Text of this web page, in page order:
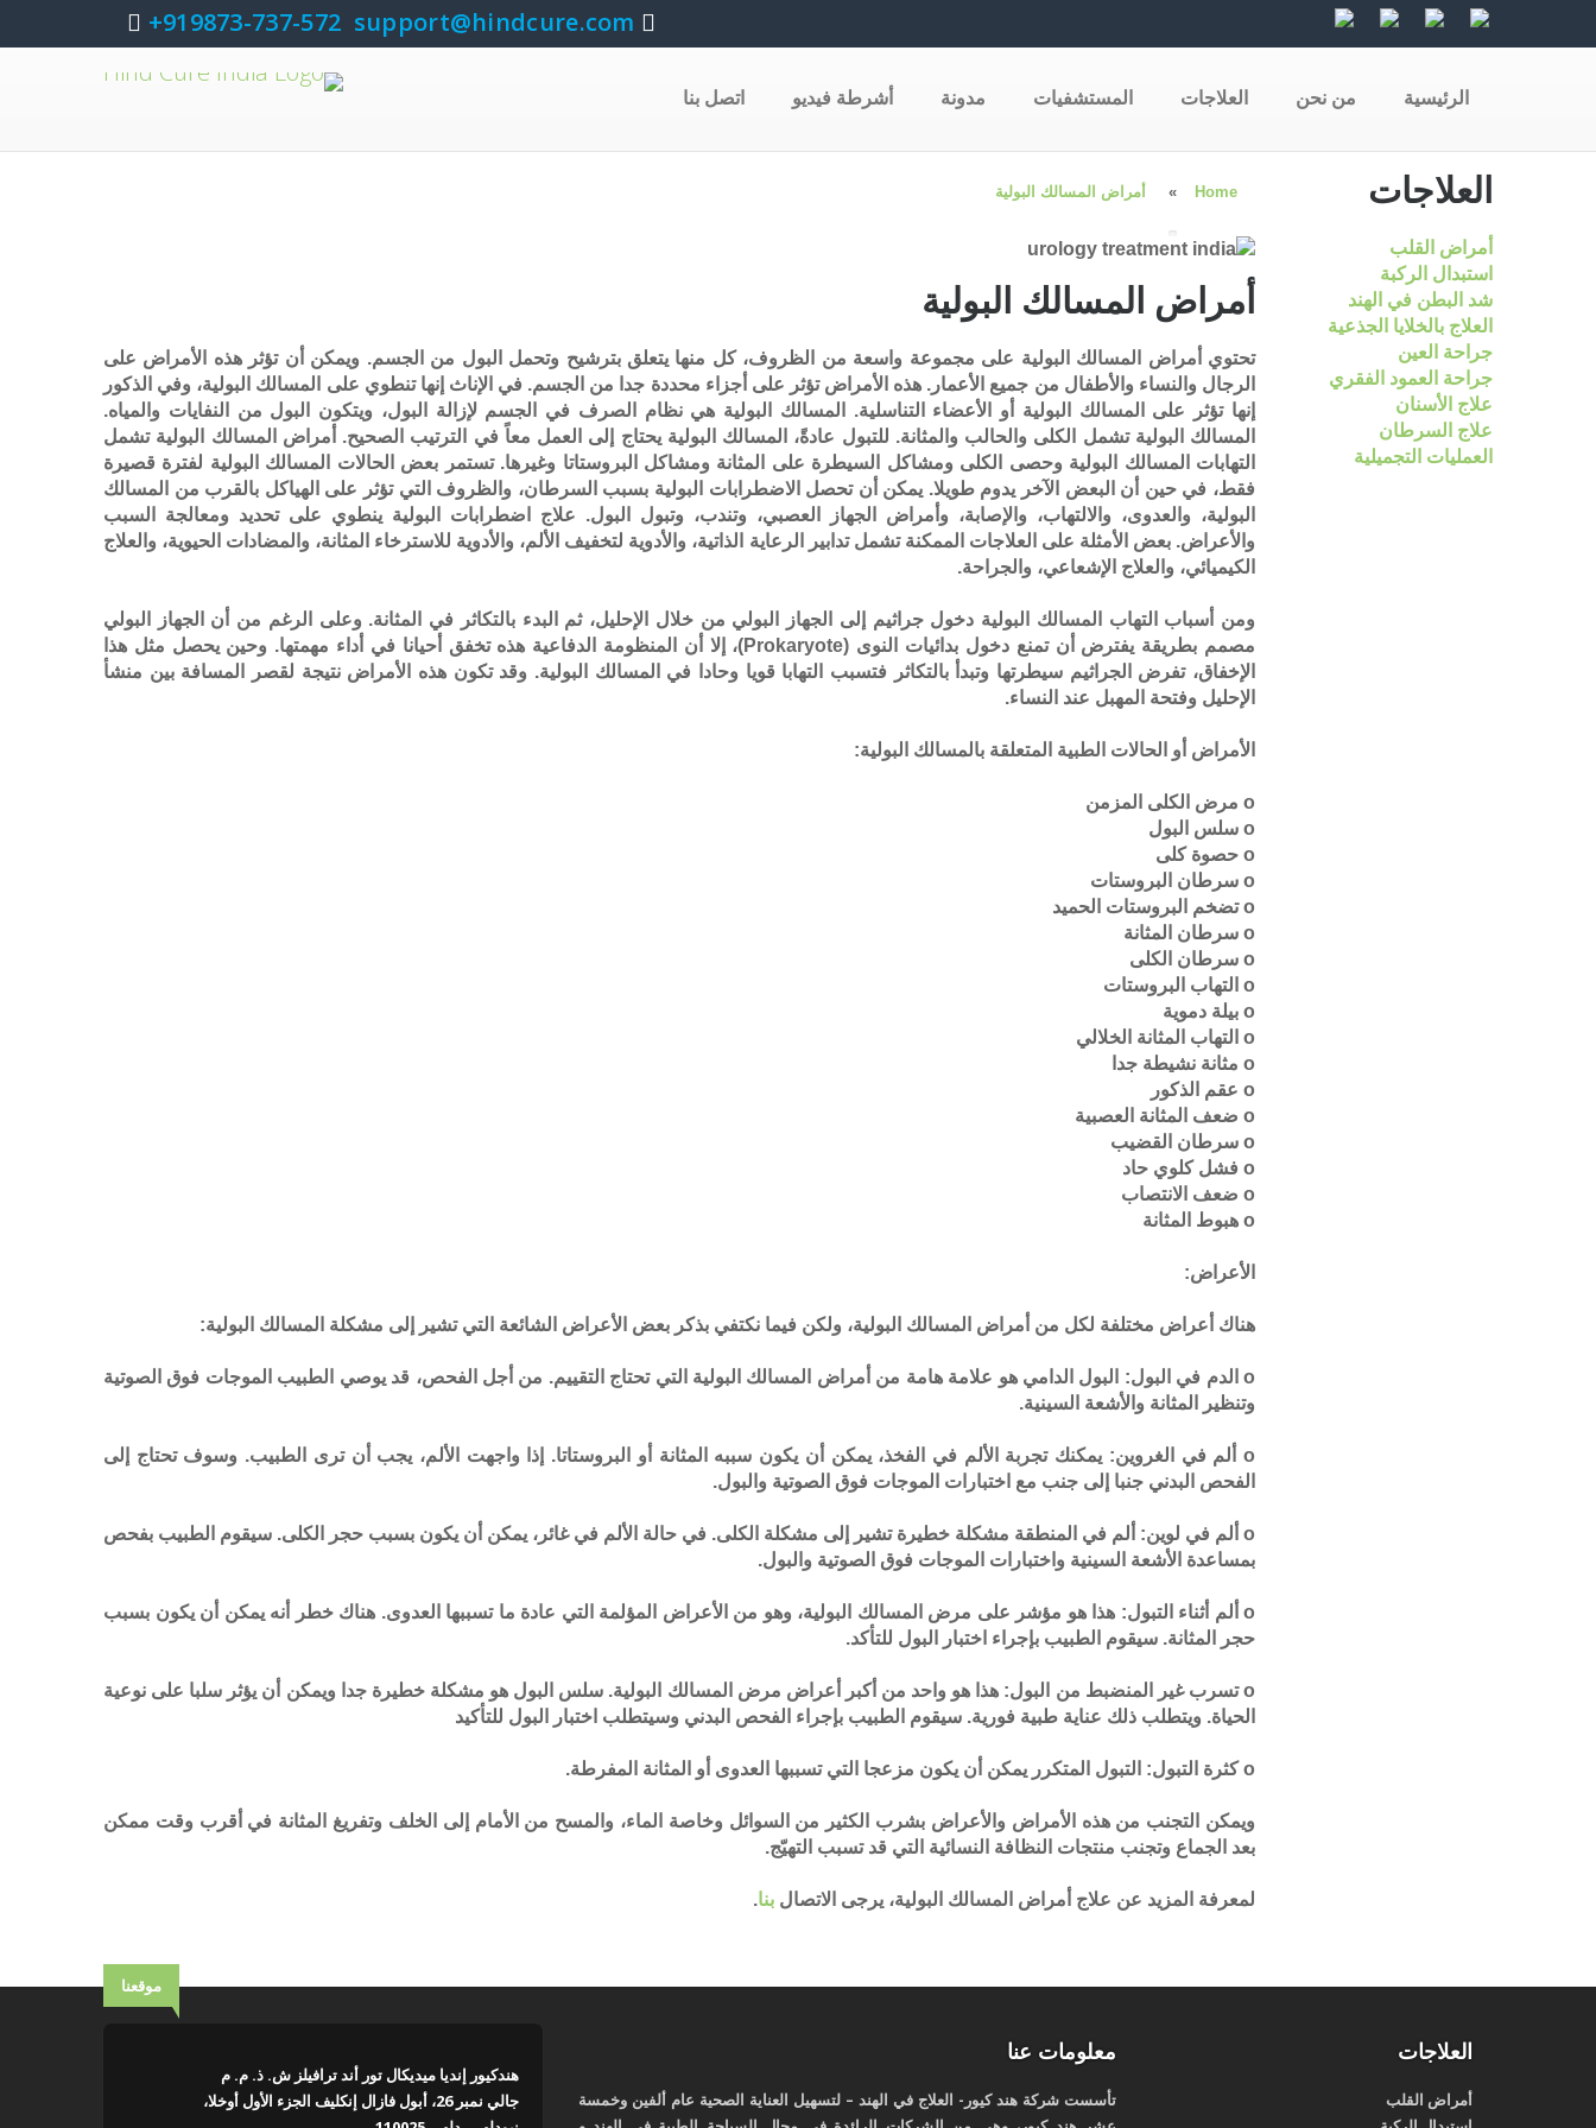
support@hindcure.com
919873-737-572+
الرئيسية من نحن العلاجات المستشفيات مدونة أشرطة فيديو اتصل بنا
Home
» أمراض المسالك البولية
أمراض المسالك البولية
تحتوي أمراض المسالك البولية على مجموعة واسعة من الظروف، كل منها يتعلق بترشيح وتحمل البول من الجسم. ويمكن أن تؤثر هذه الأمراض على
الرجال والنساء والأطفال من جميع الأعمار. هذه الأمراض تؤثر على أجزاء محددة جدا من الجسم. في الإناث إنها تنطوي على المسالك البولية، وفي الذكور
إنها تؤثر على المسالك البولية أو الأعضاء التناسلية. المسالك البولية هي نظام الصرف في الجسم لإزالة البول، ويتكون البول من النفايات والمياه.
المسالك البولية تشمل الكلى والحالب والمثانة. للتبول عادةً، المسالك البولية يحتاج إلى العمل معاً في الترتيب الصحيح. أمراض المسالك البولية تشمل
التهابات المسالك البولية وحصى الكلى ومشاكل السيطرة على المثانة ومشاكل البروستاتا وغيرها. تستمر بعض الحالات المسالك البولية لفترة قصيرة
فقط، في حين أن البعض الآخر يدوم طويلا. يمكن أن تحصل الاضطرابات البولية بسبب السرطان، والظروف التي تؤثر على الهياكل بالقرب من المسالك
البولية، والعدوى، والالتهاب، والإصابة، وأمراض الجهاز العصبي، وتندب، وتبول البول. علاج اضطرابات البولية ينطوي على تحديد ومعالجة السبب
والأعراض. بعض الأمثلة على العلاجات الممكنة تشمل تدابير الرعاية الذاتية، والأدوية لتخفيف الألم، والأدوية للاسترخاء المثانة، والمضادات الحيوية، والعلاج
الكيميائي، والعلاج الإشعاعي، والجراحة.
ومن أسباب التهاب المسالك البولية دخول جراثيم إلى الجهاز البولي من خلال الإحليل، ثم البدء بالتكاثر في المثانة. وعلى الرغم من أن الجهاز البولي
مصمم بطريقة يفترض أن تمنع دخول بدائيات النوى (Prokaryote)، إلا أن المنظومة الدفاعية هذه تخفق أحيانا في أداء مهمتها. وحين يحصل مثل هذا
الإخفاق، تفرض الجراثيم سيطرتها وتبدأ بالتكاثر فتسبب التهابا قويا وحادا في المسالك البولية. وقد تكون هذه الأمراض نتيجة لقصر المسافة بين منشأ
الإحليل وفتحة المهبل عند النساء.
الأمراض أو الحالات الطبية المتعلقة بالمسالك البولية:
o مرض الكلى المزمن
o سلس البول
o حصوة كلى
o سرطان البروستات
o تضخم البروستات الحميد
o سرطان المثانة
o سرطان الكلى
o التهاب البروستات
o بيلة دموية
o التهاب المثانة الخلالي
o مثانة نشيطة جدا
o عقم الذكور
o ضعف المثانة العصبية
o سرطان القضيب
o فشل كلوي حاد
o ضعف الانتصاب
o هبوط المثانة
الأعراض:
هناك أعراض مختلفة لكل من أمراض المسالك البولية، ولكن فيما نكتفي بذكر بعض الأعراض الشائعة التي تشير إلى مشكلة المسالك البولية:
o الدم في البول: البول الدامي هو علامة هامة من أمراض المسالك البولية التي تحتاج التقييم. من أجل الفحص، قد يوصي الطبيب الموجات فوق الصوتية
وتنظير المثانة والأشعة السينية.
o ألم في الغروين: يمكنك تجربة الألم في الفخذ، يمكن أن يكون سببه المثانة أو البروستاتا. إذا واجهت الألم، يجب أن ترى الطبيب. وسوف تحتاج إلى
الفحص البدني جنبا إلى جنب مع اختبارات الموجات فوق الصوتية والبول.
o ألم في لوين: ألم في المنطقة مشكلة خطيرة تشير إلى مشكلة الكلى. في حالة الألم في غائر، يمكن أن يكون بسبب حجر الكلى. سيقوم الطبيب بفحص
بمساعدة الأشعة السينية واختبارات الموجات فوق الصوتية والبول.
o ألم أثناء التبول: هذا هو مؤشر على مرض المسالك البولية، وهو من الأعراض المؤلمة التي عادة ما تسببها العدوى. هناك خطر أنه يمكن أن يكون بسبب
حجر المثانة. سيقوم الطبيب بإجراء اختبار البول للتأكد.
o تسرب غير المنضبط من البول: هذا هو واحد من أكبر أعراض مرض المسالك البولية. سلس البول هو مشكلة خطيرة جدا ويمكن أن يؤثر سلبا على نوعية
الحياة. ويتطلب ذلك عناية طبية فورية. سيقوم الطبيب بإجراء الفحص البدني وسيتطلب اختبار البول للتأكيد
o كثرة التبول: التبول المتكرر يمكن أن يكون مزعجا التي تسببها العدوى أو المثانة المفرطة.
ويمكن التجنب من هذه الأمراض والأعراض بشرب الكثير من السوائل وخاصة الماء، والمسح من الأمام إلى الخلف وتفريغ المثانة في أقرب وقت ممكن
بعد الجماع وتجنب منتجات النظافة النسائية التي قد تسبب التهيّج.
لمعرفة المزيد عن علاج أمراض المسالك البولية، يرجى الاتصال بنا.
العلاجات
أمراض القلب
استبدال الركبة
شد البطن في الهند
العلاج بالخلايا الجذعية
جراحة العين
جراحة العمود الفقري
علاج الأسنان
علاج السرطان
العمليات التجميلية
موقعنا
هندكيور إنديا ميديكال تور أند ترافيلز ش. ذ. م. م
جالي نمبر 26، أبول فازال إنكليف الجزء الأول أوخلا،
معلومات عنا
تأسست شركة هند كيور- العلاج في الهند – لتسهيل العناية الصحية عام ألفين وخمسة
العلاجات
أمراض القلب